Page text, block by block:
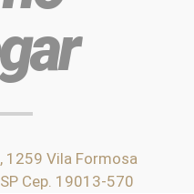
1259 Vila Formosa
Cep. 19013-570